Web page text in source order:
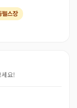
헬스장
요!